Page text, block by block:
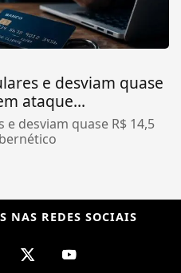
e desviam quase
ataque...
desviam quase R$ 14,5
NAS REDES SOCIAIS